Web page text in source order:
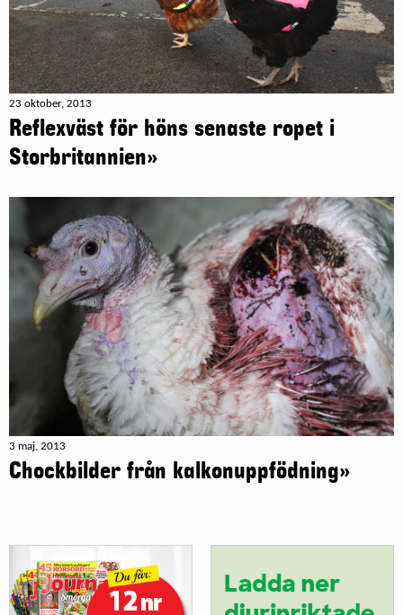
23 oktober, 2013
Reflexväst för höns senaste ropet i
Storbritannien»
3 maj, 2013
Chockbilder från kalkonuppfödning»